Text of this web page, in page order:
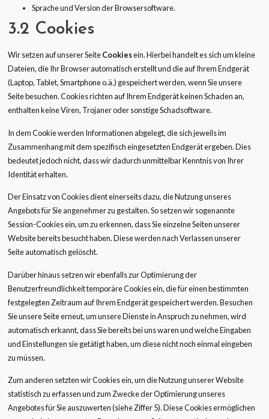
Sprache und Version der Browsersoftware.
3.2 Cookies
Wir setzen auf unserer SeiteCookiesein. Hierbei handelt es sich um kleine
Dateien, die Ihr Browser automatisch erstellt und die auf Ihrem Endgerät
(Laptop, Tablet, Smartphone o.ä.) gespeichert werden, wenn Sie unsere
Seite besuchen. Cookies richten auf Ihrem Endgerät keinen Schaden an,
enthalten keine Viren, Trojaner oder sonstige Schadsoftware.
In dem Cookie werden Informationen abgelegt, die sich jeweils im
Zusammenhang mit dem spezifisch eingesetzten Endgerät ergeben. Dies
bedeutet jedoch nicht, dass wir dadurch unmittelbar Kenntnis von Ihrer
Identität erhalten.
Der Einsatz von Cookies dient einerseits dazu, die Nutzung unseres
Angebots für Sie angenehmer zu gestalten. So setzen wir sogenannte
Session-Cookies ein, um zu erkennen, dass Sie einzelne Seiten unserer
Website bereits besucht haben. Diese werden nach Verlassen unserer
Seite automatisch gelöscht.
Darüber hinaus setzen wir ebenfalls zur Optimierung der
Benutzerfreundlichkeit temporäre Cookies ein, die für einen bestimmten
festgelegten Zeitraum auf Ihrem Endgerät gespeichert werden. Besuchen
Sie unsere Seite erneut, um unsere Dienste in Anspruch zu nehmen, wird
automatisch erkannt, dass Sie bereits bei uns waren und welche Eingaben
und Einstellungen sie getätigt haben, um diese nicht noch einmal eingeben
zu müssen.
Zum anderen setzten wir Cookies ein, um die Nutzung unserer Website
statistisch zu erfassen und zum Zwecke der Optimierung unseres
Angebotes für Sie auszuwerten (siehe Ziffer 5). Diese Cookies ermöglichen